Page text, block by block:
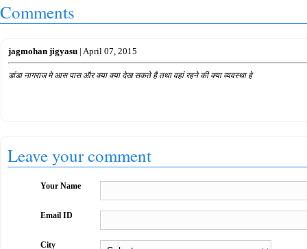
Comments
jagmohan jigyasu | April 07, 2015
डांडा नागराज मे आस पास और क्या क्या देख सकते है तथा वहां रहने की क्या व्यवस्था हे
Leave your comment
Your Name
Email ID
City